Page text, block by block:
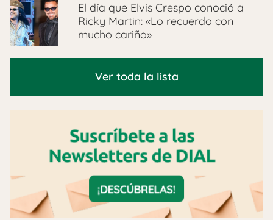
El día que Elvis Crespo conoció a
Ricky Martin: «Lo recuerdo con
mucho cariño»
Ver toda la lista